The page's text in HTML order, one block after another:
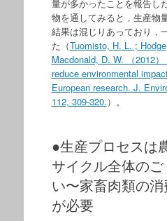
量が多かったことを報告し
物を通してみると，生産物
結果は混じりあっており，
た（Tuomisto, H. L. ;
Macdonald, D. W. （2012
reduce environmental
European research. J.
112, 309-320.）。
●生産プロセスは
サイクル全体の
い〜家畜肉類の
が必要